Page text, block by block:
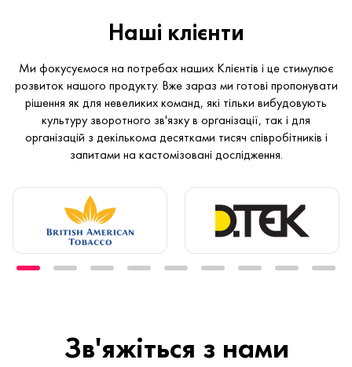
Наші клієнти
Ми фокусуємося на потребах наших Клієнтів і це стимулює
розвиток нашого продукту. Вже зараз ми готові пропонувати
рішення як для невеликих команд, які тільки вибудовують
культуру зворотного зв'язку в організації, так і для
організацій з декількома десятками тисяч співробітників і
запитами на кастомізовані дослідження.
Зв'яжіться з нами